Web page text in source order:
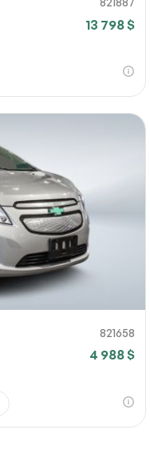
13 798 $
821658
4 988 $